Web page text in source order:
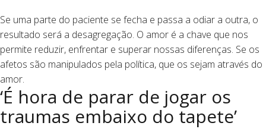
Se uma parte do paciente se fecha e passa a odiar a outra, o
resultado será a desagregação. O amor é a chave que nos
permite reduzir, enfrentar e superar nossas diferenças. Se os
afetos são manipulados pela política, que os sejam através do
amor.
‘É hora de parar de jogar os
traumas embaixo do tapete’